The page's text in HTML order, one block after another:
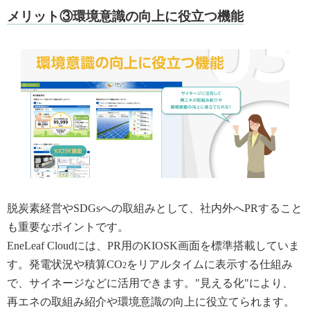
メリット③環境意識の向上に役立つ機能
脱炭素経営やSDGsへの取組みとして、社内外へPRすること
も重要なポイントです。
EneLeaf Cloudには、PR用のKIOSK画面を標準搭載していま
す。発電状況や積算CO2をリアルタイムに表示する仕組み
で、サイネージなどに活用できます。"見える化"により、
再エネの取組み紹介や環境意識の向上に役立てられます。